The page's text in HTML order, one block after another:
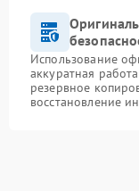
Использование
аккуратная
резервное
восстановление